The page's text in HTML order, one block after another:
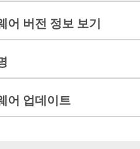
어 버전 정보 보기
어 업데이트